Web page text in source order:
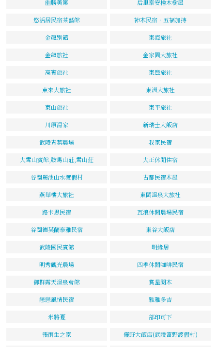
幽勝美第 后里泰安檜木樹屋
悠活居民宿茶藝館 神木民宿‧五福加持
金龍別館 東海旅社
金龍旅社 金家園大旅社
高賓旅社 東豐旅社
東來大旅社 東洲大旅社
東山旅社 東平旅社
川原湯家 新瑞士大飯店
武陵青葉農場 我家民宿
大雪山賓館,鞍馬山莊,雪山莊 大正休閒住宿
谷關麗池山水渡假村 古都民宿木屋
燕華樓大旅社 東關溫泉大旅社
路卡思民宿 瓦浪休閒農場民宿
谷關德芙蘭泰雅民宿 東谷大飯店
武陵國民賓館 明緣居
明秀觀光農場 四季休閒咖啡民宿
御群露天溫泉會館 賞星閱木
戀戀風情民宿 雅雅多吉
米將夏 部印可下
張雨生之家 儷野大飯店(武陵富野渡假村)